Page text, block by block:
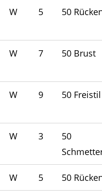
W 5 50
W 7 50 Brust
W 9 50 Freistil
W 3
50
W 5 50